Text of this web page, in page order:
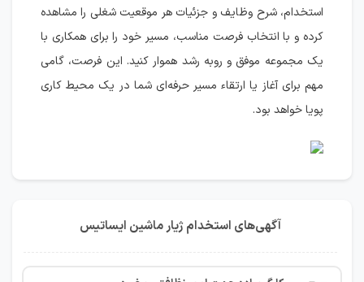
استخدام، شرح وظایف و جزئیات هر موقعیت شغلی را مشاهده
کرده و با انتخاب فرصت مناسب، مسیر خود را برای همکاری با
یک مجموعه موفق و رو‌به‌ رشد هموار کنید. این فرصت، گامی
مهم برای آغاز یا ارتقاء مسیر حرفه‌ای شما در یک محیط کاری
پویا خواهد بود.
آگهی‌های استخدام ژیار ماشین ایساتیس